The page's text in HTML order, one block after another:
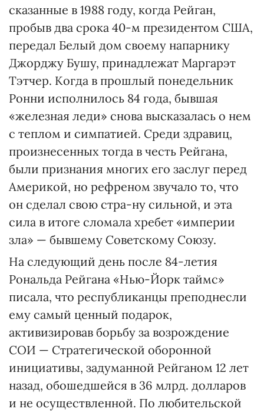
сказанные в 1988 году, когда Рейган,
пробыв два срока 40-м президентом США,
передал Белый дом своему напарнику
Джорджу Бушу, принадлежат Маргарэт
Тэтчер. Когда в прошлый понедельник
Ронни исполнилось 84 года, бывшая
«железная леди» снова высказалась о нем
с теплом и симпатией. Среди здравиц,
произнесенных тогда в честь Рейгана,
были признания многих его заслуг перед
Америкой, но рефреном звучало то, что
он сделал свою стра-ну сильной, и эта
сила в итоге сломала хребет «империи
зла» — бывшему Советскому Союзу.
На следующий день после 84-летия
Рональда Рейгана «Нью-Йорк таймс»
писала, что республиканцы преподнесли
ему самый ценный подарок,
активизировав борьбу за возрождение
СОИ — Стратегической оборонной
инициативы, задуманной Рейганом 12 лет
назад, обошедшейся в 36 млрд. долларов
и не осуществленной. По любительской